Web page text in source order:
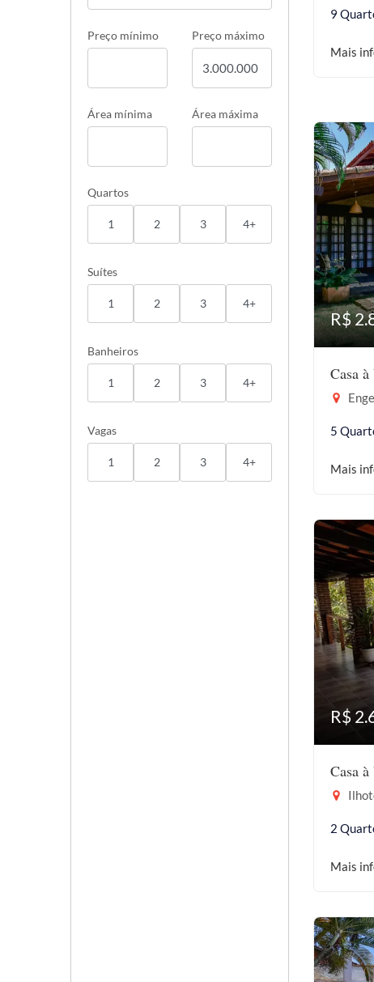
Preço mínimo Preço máximo
Área mínima Área máxima
Quartos
1 2 3 4+
Suítes
1 2 3 4+
Banheiros
1 2 3 4+
Vagas
1 2 3 4+
9
Mais
R$
Casa
5
Mais
R$
Casa
2
Mais